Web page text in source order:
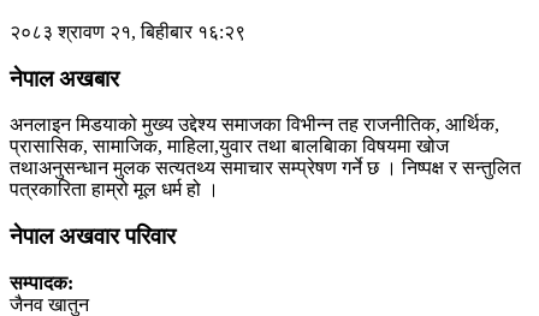
२०८३ श्रावण २१, बिहीबार १६:२९
नेपाल अखबार
अनलाइन मिडयाको मुख्य उद्देश्य समाजका विभीन्न तह राजनीतिक, आर्थिक,
प्रासासिक, सामाजिक, माहिला,युवार तथा बालबािका विषयमा खोज
तथाअनुसन्धान मुलक सत्यतथ्य समाचार सम्प्रेषण गर्ने छ । निष्पक्ष र सन्तुलित
पत्रकारिता हाम्रो मूल धर्म हो ।
नेपाल अखवार परिवार
सम्पादक:
जैनव खातुन